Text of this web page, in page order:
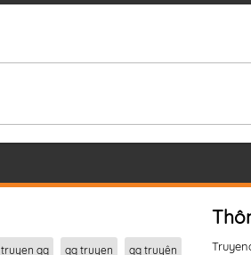
truyen qq qq truyen qq truyện